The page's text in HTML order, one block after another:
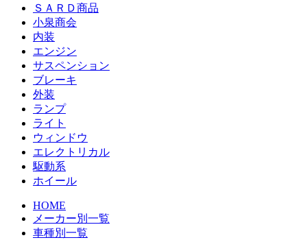
ＳＡＲＤ商品
小泉商会
内装
エンジン
サスペンション
ブレーキ
外装
ランプ
ライト
ウィンドウ
エレクトリカル
駆動系
ホイール
HOME
メーカー別一覧
車種別一覧